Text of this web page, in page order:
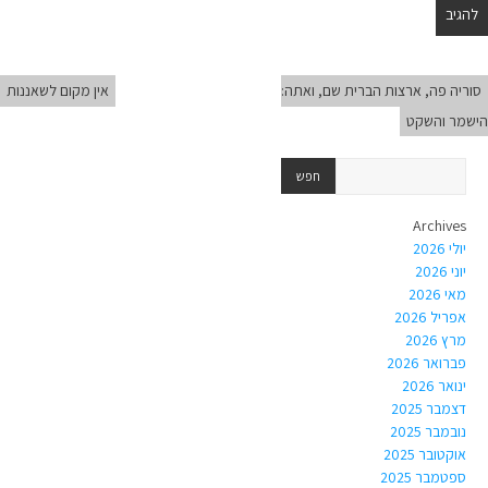
סוריה פה, ארצות הברית שם, ואתה:
הישמר והשקט
אין מקום לשאננות
Archives
יולי 2026
יוני 2026
מאי 2026
אפריל 2026
מרץ 2026
פברואר 2026
ינואר 2026
דצמבר 2025
נובמבר 2025
אוקטובר 2025
ספטמבר 2025